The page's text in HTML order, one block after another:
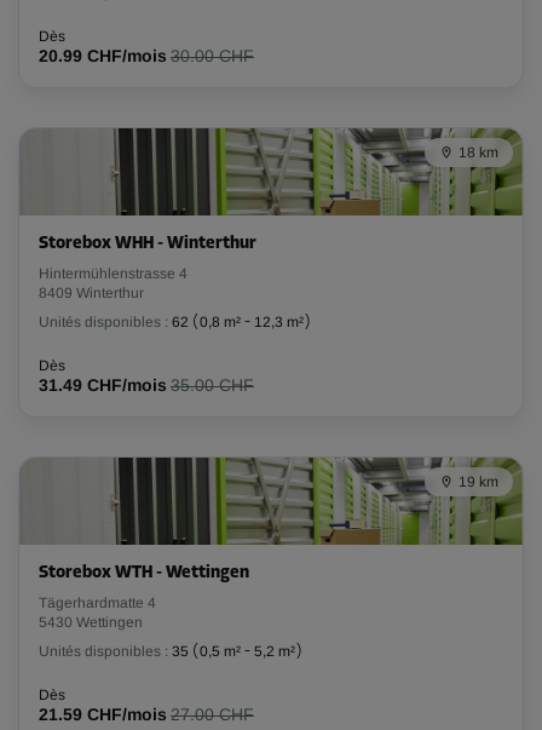
243.19 CHF/mois
Surface: 6,3 m²
Volume: 18,5 m³
m Haut: m
Dès
280.00 CHF/mois
Surface: 7,9 m²
Volume: 23,3 m³
Long:3,5m Larg:2,3m Haut:3m
-20%
327.00 CHF/mois
261.59 CHF/mois
Dès
20.99 CHF/mois 30.00 CHF
18 km
Storebox WHH - Winterthur
Hintermühlenstrasse 4
8409 Winterthur
Unités disponibles : 62 (0,8 m² - 12,3 m²)
Dès
31.49 CHF/mois 35.00 CHF
19 km
Storebox WTH - Wettingen
Tägerhardmatte 4
5430 Wettingen
Unités disponibles : 35 (0,5 m² - 5,2 m²)
Dès
21.59 CHF/mois 27.00 CHF